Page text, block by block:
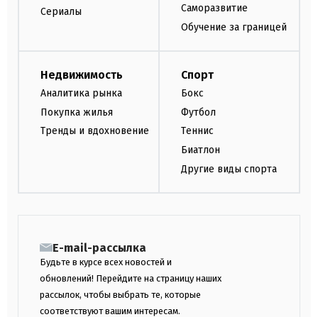
Сериалы
Саморазвитие
Обучение за границей
Недвижимость
Аналитика рынка
Покупка жилья
Тренды и вдохновение
Спорт
Бокс
Футбол
Теннис
Биатлон
Другие виды спорта
E-mail-рассылка
Будьте в курсе всех новостей и
обновлений! Перейдите на страницу наших
рассылок, чтобы выбрать те, которые
соответствуют вашим интересам.